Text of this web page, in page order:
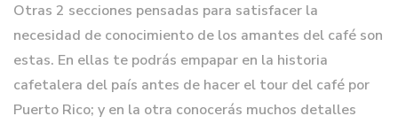
Otras 2 secciones pensadas para satisfacer la
necesidad de conocimiento de los amantes del café son
estas. En ellas te podrás empapar en la historia
cafetalera del país antes de hacer el tour del café por
Puerto Rico; y en la otra conocerás muchos detalles